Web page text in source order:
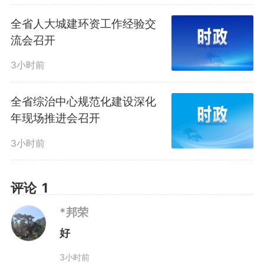
作协议。根据协议，黄山市政府拿
出900万元保费，为全市买了一年
期的巨灾保险，总保额高达1亿
元。保障范围包括农业设施、公共
财产、城市生命线工程等。只
看“降雨量”，是该巨灾保险的最大
亮点。只要任何一个区县的气象
站，测到连续三天累计降雨量在
120毫米（含）以上，就会自动认
全省人大城建环资工作经验交
流会召开
3小时前
全省综治中心规范化建设深化
年现场推进会召开
3小时前
评论 1
*邦荣
好
3小时前